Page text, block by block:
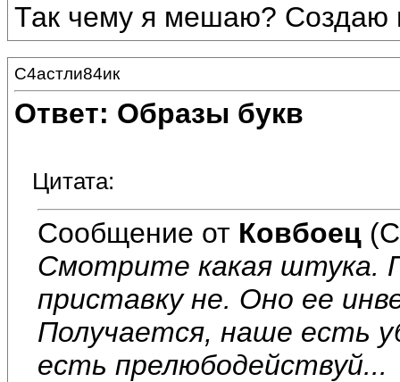
Так чему я мешаю? Создаю
С4астли84ик
Ответ: Образы букв
Цитата:
Сообщение от Ковбоец
Смотрите какая штука.
приставку не. Оно ее
Получается, наше есть
есть прелюбодействуй...